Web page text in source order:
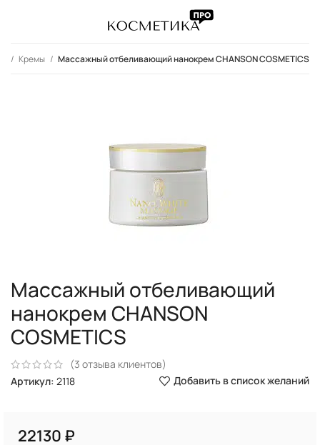
Кремы Массажный отбеливающий нанокрем CHANSON COSMETICS
Массажный отбеливающий
нанокрем CHANSON
COSMETICS
(3 отзыва клиентов)
Артикул: 2118 Добавить в список желаний
₽